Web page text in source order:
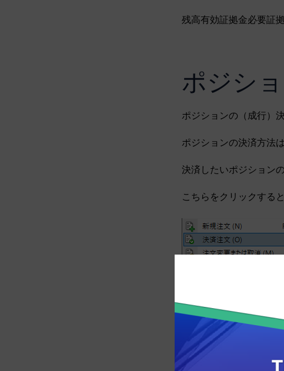
残高有効証拠金必要証
ポジシ
ポジションの（成行）
ポジションの決済方法
決済したいポジション
こちらをクリックする
また同じ右クリックメ
「成行注文」を選択す
このボタンをクリック